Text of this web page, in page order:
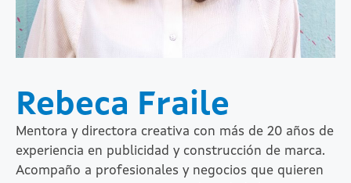
Rebeca Fraile
Mentora y directora creativa con más de 20 años de
experiencia en publicidad y construcción de marca.
Acompaño a profesionales y negocios que quieren